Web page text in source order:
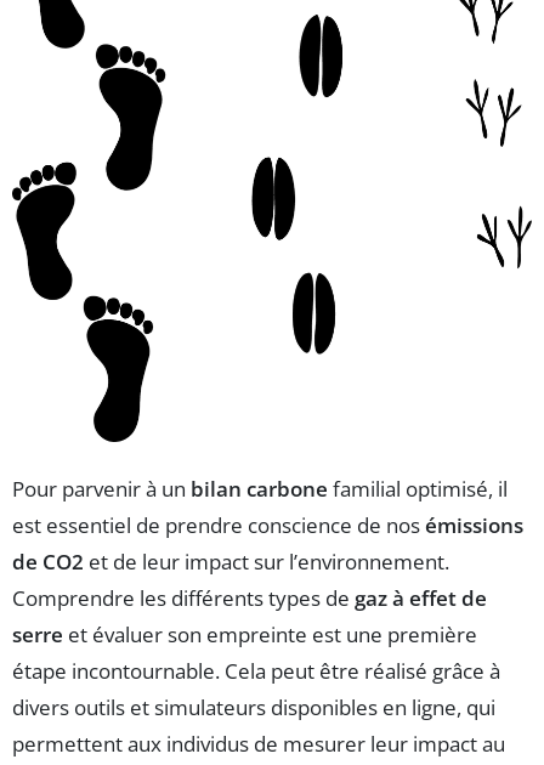
Pour parvenir à un bilan carbone familial optimisé, il
est essentiel de prendre conscience de nosémissions
de CO2 et de leur impact sur l’environnement.
Comprendre les différents types de gaz à effet de
serre et évaluer son empreinte est une première
étape incontournable. Cela peut être réalisé grâce à
divers outils et simulateurs disponibles en ligne, qui
permettent aux individus de mesurer leur impact au